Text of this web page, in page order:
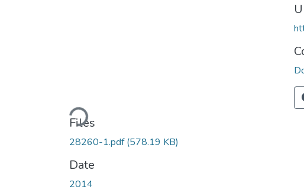
Loading...
Files
28260-1.pdf(578.19 KB)
Date
2014